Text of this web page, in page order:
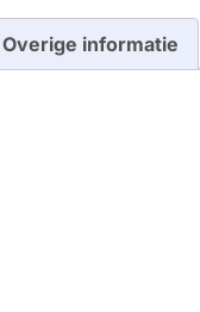
Overige informatie